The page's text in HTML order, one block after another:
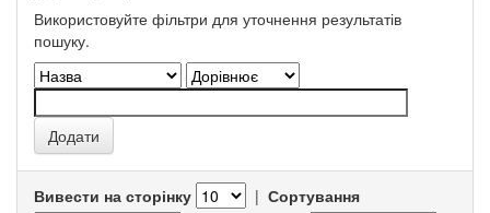
Використовуйте фільтри для уточнення результатів
пошуку.
Вивести на сторінку | Сортування